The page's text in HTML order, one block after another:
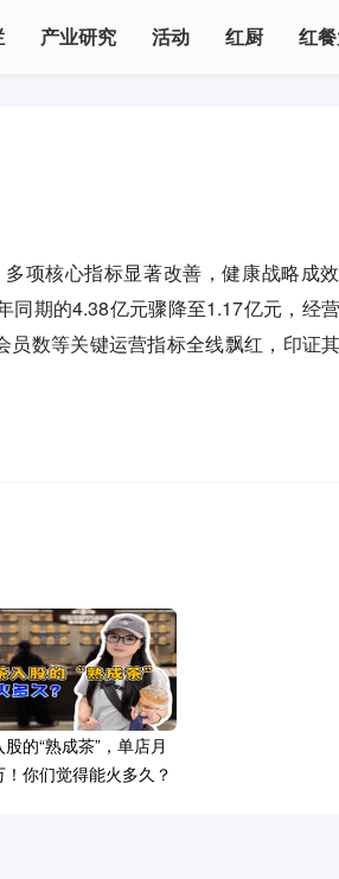
产业研究 活动 红厨 红
项核心指标显著改善，健康战略成
同期的4.38亿元骤降至1.17亿元，经
数等关键运营指标全线飘红，印证
的“熟成茶”，单店月
！你们觉得能火多久？